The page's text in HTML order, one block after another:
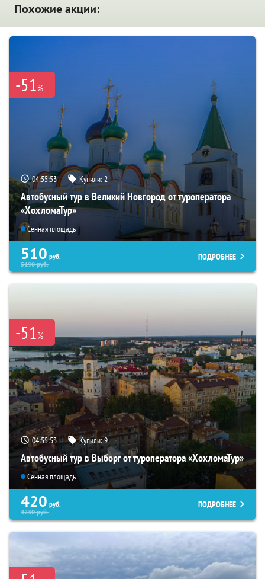
Похожие акции:
-51%
04:55:52 Купили:2
Автобусный тур в Великий Новгород от туроператора
«ХохломаТур»
Сенная площадь
510 руб.
5190руб.
ПОДРОБНЕЕ
-51%
04:55:52 Купили:9
Автобусный тур в Выборг от туроператора «ХохломаТур»
Сенная площадь
420 руб.
4230руб.
ПОДРОБНЕЕ